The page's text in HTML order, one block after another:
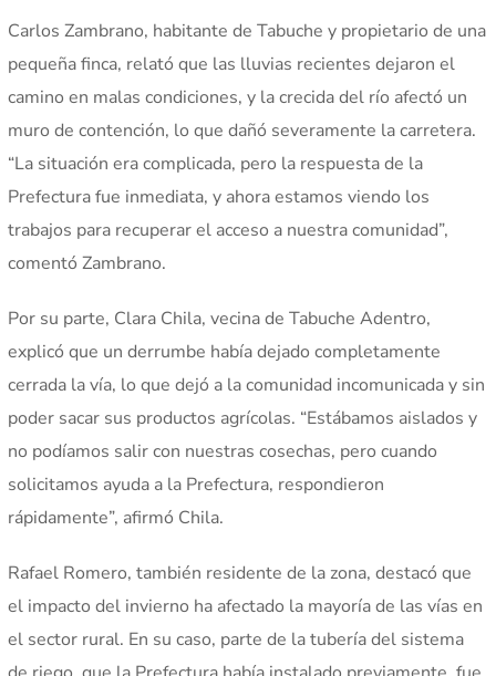
Carlos Zambrano, habitante de Tabuche y propietario de una
pequeña finca, relató que las lluvias recientes dejaron el
camino en malas condiciones, y la crecida del río afectó un
muro de contención, lo que dañó severamente la carretera.
“La situación era complicada, pero la respuesta de la
Prefectura fue inmediata, y ahora estamos viendo los
trabajos para recuperar el acceso a nuestra comunidad”,
comentó Zambrano.
Por su parte, Clara Chila, vecina de Tabuche Adentro,
explicó que un derrumbe había dejado completamente
cerrada la vía, lo que dejó a la comunidad incomunicada y sin
poder sacar sus productos agrícolas. “Estábamos aislados y
no podíamos salir con nuestras cosechas, pero cuando
solicitamos ayuda a la Prefectura, respondieron
rápidamente”, afirmó Chila.
Rafael Romero, también residente de la zona, destacó que
el impacto del invierno ha afectado la mayoría de las vías en
el sector rural. En su caso, parte de la tubería del sistema